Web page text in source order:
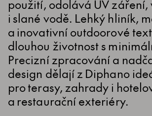
použití, odolává UV záření,
i slané vodě. Lehký hliník,
a inovativní outdoorové
dlouhou životnost s
Precizní zpracování a
design dělají z Diphano
pro terasy, zahrady i
a restaurační exteriéry.